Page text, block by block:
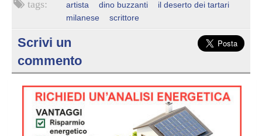
artista dino buzzanti
il deserto dei tartari
milanese
scrittore
Scrivi un
commento